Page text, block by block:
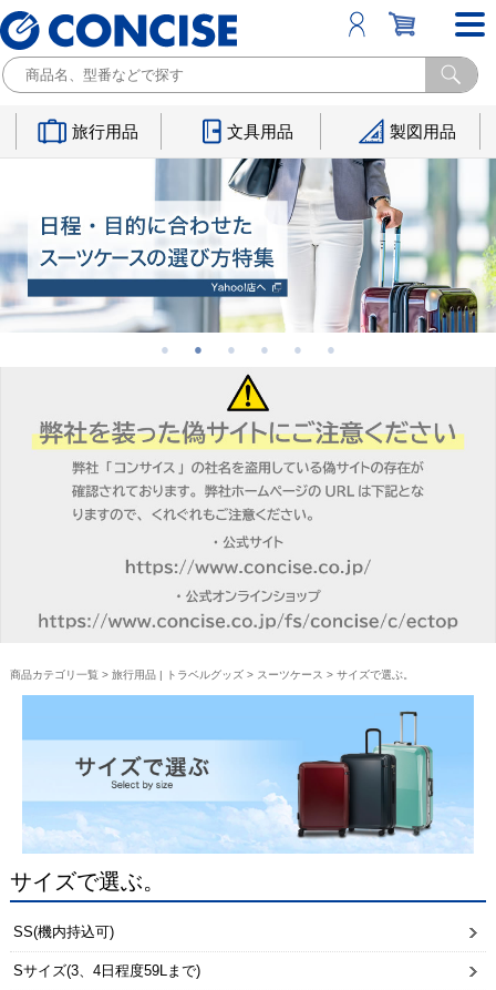
旅行用品 文具用品 製図用品
商品カテゴリ一覧 > 旅行用品 | トラベルグッズ> スーツケース > サイズで選ぶ。
サイズで選ぶ。
SS(機内持込可)
Sサイズ(3、4日程度59Lまで)